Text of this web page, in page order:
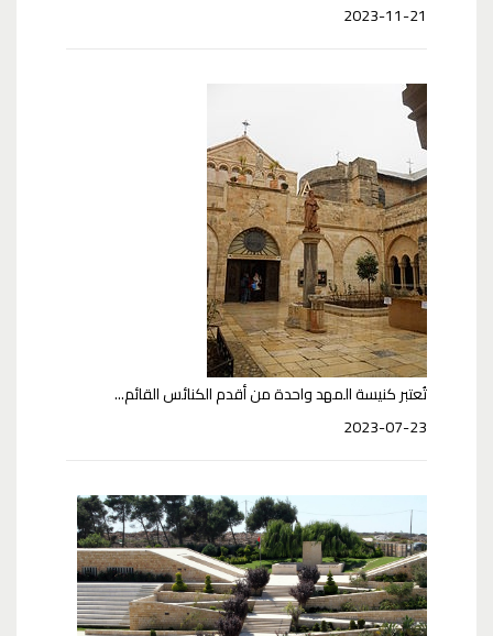
2023-11-21
تُعتبر كنيسة المهد واحدة من أقدم الكنائس القائم...
2023-07-23